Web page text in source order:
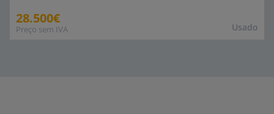
Usado
28.500€
Preço sem IVA